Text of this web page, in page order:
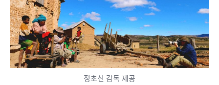
정초신 감독 제공